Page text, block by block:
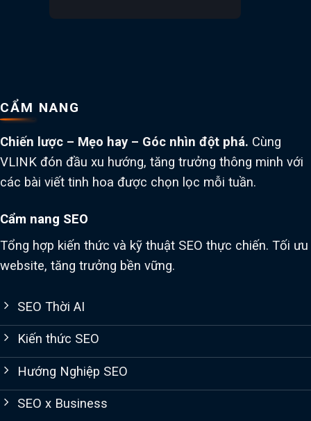
CẨM NANG
Chiến lược – Mẹo hay – Góc nhìn đột phá. Cùng
VLINK đón đầu xu hướng, tăng trưởng thông minh với
các bài viết tinh hoa được chọn lọc mỗi tuần.
Cẩm nang SEO
Tổng hợp kiến thức và kỹ thuật SEO thực chiến. Tối ưu
website, tăng trưởng bền vững.
SEO Thời AI
Kiến thức SEO
Hướng Nghiệp SEO
SEO x Business